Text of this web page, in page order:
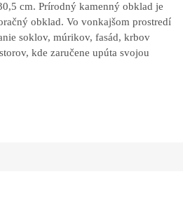
cm. Prírodný kamenný obklad je
obklad. Vo vonkajšom prostredí
soklov, múrikov, fasád, krbov
kde zaručene upúta svojou